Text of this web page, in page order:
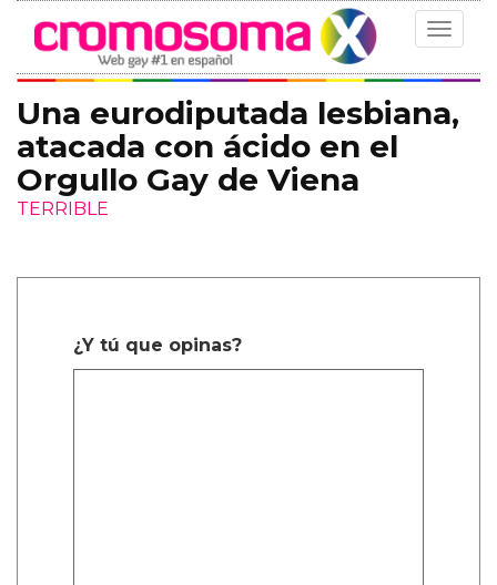
Toggle
Una eurodiputada lesbiana,
atacada con ácido en el
Orgullo Gay de Viena
TERRIBLE
¿Y tú que opinas?